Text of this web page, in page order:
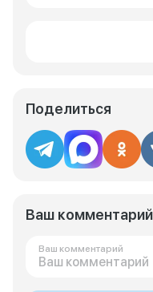
Поделиться
Ваш комментарий
Ваш комментарий